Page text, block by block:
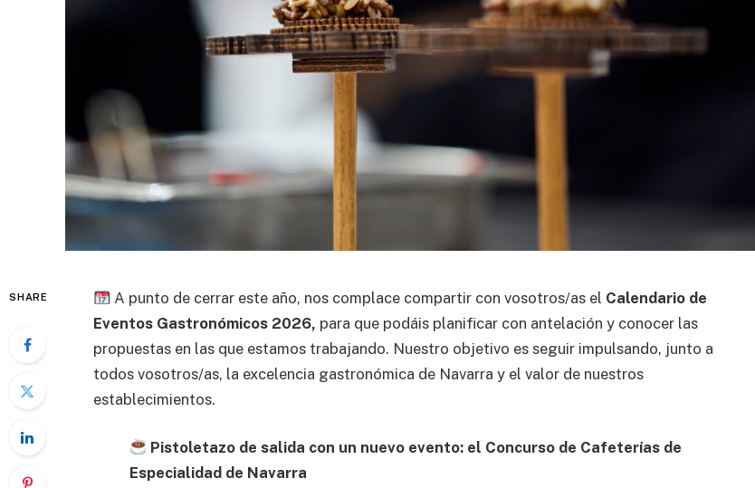
SHARE A punto de cerrar este año, nos complace compartir con vosotros/as el Calendario de
Eventos Gastronómicos 2026, para que podáis planificar con antelación y conocer las
propuestas en las que estamos trabajando. Nuestro objetivo es seguir impulsando, junto a
todos vosotros/as, la excelencia gastronómica de Navarra y el valor de nuestros
establecimientos.
Pistoletazo de salida con un nuevo evento: el Concurso de Cafeterías de
Especialidad de Navarra